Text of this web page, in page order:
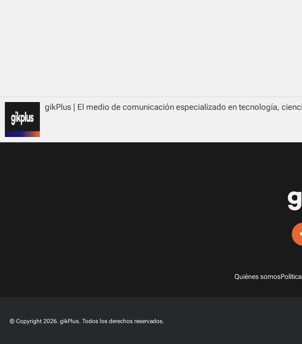
gikPlus | El medio de comunicación especializado en tecnología,
Quiénes somos
© Copyright 2026. gikPlus. Todos los derechos reservados.